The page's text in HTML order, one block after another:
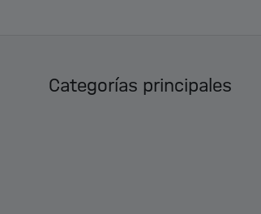
Categorías principales